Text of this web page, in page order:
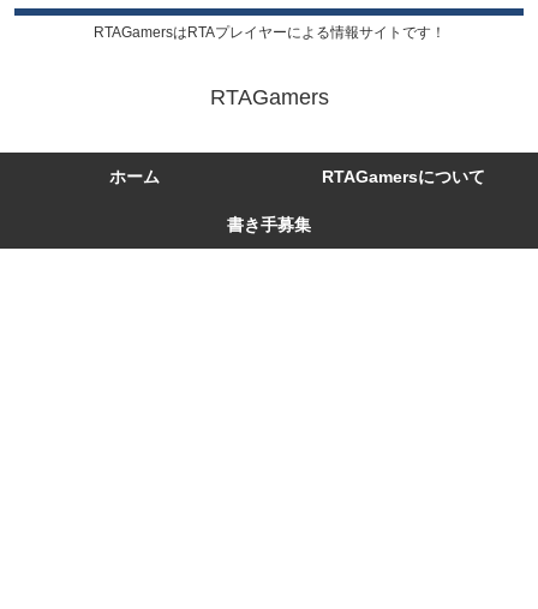
RTAGamersはRTAプレイヤーによる情報サイトです！
RTAGamers
ホーム RTAGamersについて
書き手募集